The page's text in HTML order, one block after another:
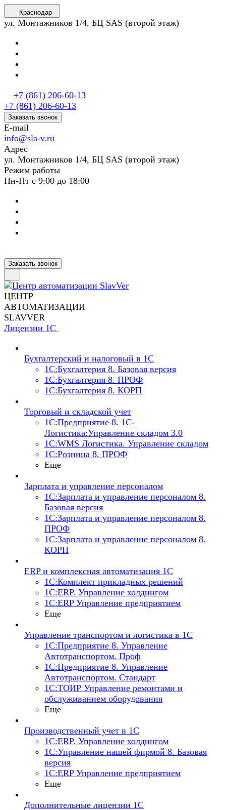
Краснодар
ул. Монтажников 1/4, БЦ SAS (второй этаж)
+7 (861) 206-60-13
+7 (861) 206-60-13
Заказать звонок
E-mail
info@sla-v.ru
Адрес
ул. Монтажников 1/4, БЦ SAS (второй этаж)
Режим работы
Пн-Пт с 9:00 до 18:00
Заказать звонок
ЦЕНТР
АВТОМАТИЗАЦИИ
SLAVVER
Лицензии 1С
Бухгалтерский и налоговый в 1С
1C:Бухгалтерия 8. Базовая версия
1C:Бухгалтерия 8. ПРОФ
1C:Бухгалтерия 8. КОРП
Торговый и складской учет
1С:Предприятие 8. 1С-
Логистика:Управление складом 3.0
1С:WMS Логистика. Управление складом
1С:Розница 8. ПРОФ
Еще
Зарплата и управление персоналом
1С:Зарплата и управление персоналом 8.
Базовая версия
1С:Зарплата и управление персоналом 8.
ПРОФ
1С:Зарплата и управление персоналом 8.
КОРП
ERP и комплексная автоматизация 1С
1С:Комплект прикладных решений
1С:ERP. Управление холдингом
1С:ERP Управление предприятием
Еще
Управление транспортом и логистика в 1С
1С:Предприятие 8. Управление
Автотранспортом. Проф
1С:Предприятие 8. Управление
Автотранспортом. Стандарт
1С:ТОИР Управление ремонтами и
обслуживанием оборудования
Еще
Производственный учет в 1С
1С:ERP. Управление холдингом
1С:Управление нашей фирмой 8. Базовая
версия
1С:ERP Управление предприятием
Еще
Дополнительные лицензии 1С